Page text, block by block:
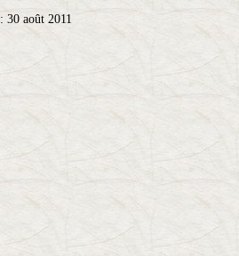
: 30 août 2011